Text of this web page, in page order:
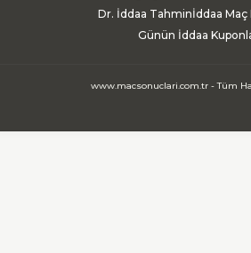
Dr. İddaa Tahminİddaa Maç
Günün İddaa
www.macsonuclari.com.tr - Tüm